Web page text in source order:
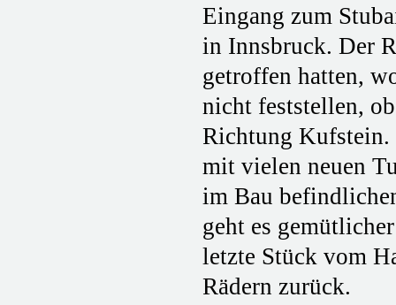
Eingang zum
in Innsbruck. Der
getroffen hatten,
nicht feststellen,
Richtung
mit vielen neuen
im Bau
geht es
letzte Stück vom
Rädern zurück.